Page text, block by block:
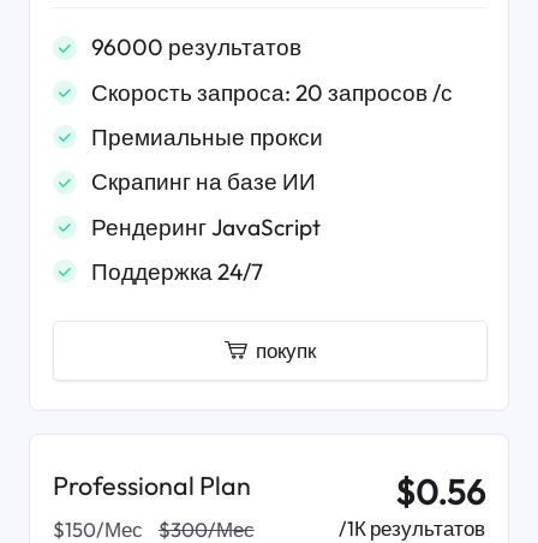
96000 результатов
Скорость запроса: 20 запросов /с
Премиальные прокси
Скрапинг на базе ИИ
Рендеринг JavaScript
Поддержка 24/7
покупк
Professional Plan
$150/Мес $300/Мес
$0.56
/1К результатов